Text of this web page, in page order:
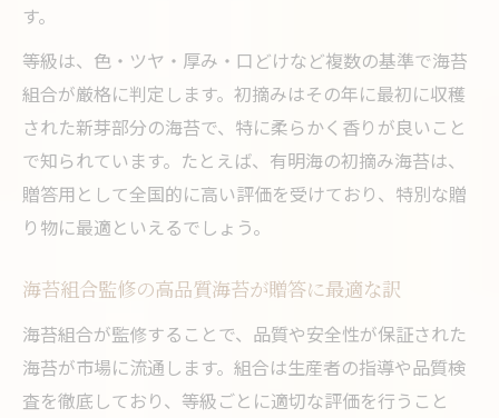
す。
等級は、色・ツヤ・厚み・口どけなど複数の基準で海苔
組合が厳格に判定します。初摘みはその年に最初に収穫
された新芽部分の海苔で、特に柔らかく香りが良いこと
で知られています。たとえば、有明海の初摘み海苔は、
贈答用として全国的に高い評価を受けており、特別な贈
り物に最適といえるでしょう。
海苔組合監修の高品質海苔が贈答に最適な訳
海苔組合が監修することで、品質や安全性が保証された
海苔が市場に流通します。組合は生産者の指導や品質検
査を徹底しており、等級ごとに適切な評価を行うこと